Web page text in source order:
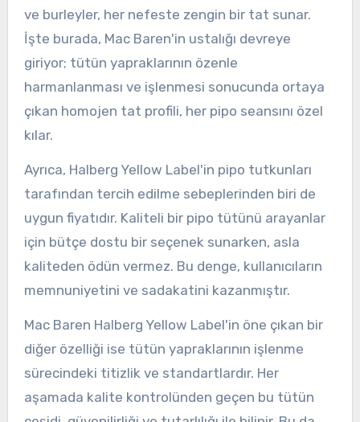
ve burleyler, her nefeste zengin bir tat sunar.
İşte burada, Mac Baren'in ustalığı devreye
giriyor; tütün yapraklarının özenle
harmanlanması ve işlenmesi sonucunda ortaya
çıkan homojen tat profili, her pipo seansını özel
kılar.
Ayrıca, Halberg Yellow Label'in pipo tutkunları
tarafından tercih edilme sebeplerinden biri de
uygun fiyatıdır. Kaliteli bir pipo tütünü arayanlar
için bütçe dostu bir seçenek sunarken, asla
kaliteden ödün vermez. Bu denge, kullanıcıların
memnuniyetini ve sadakatini kazanmıştır.
Mac Baren Halberg Yellow Label'in öne çıkan bir
diğer özelliği ise tütün yapraklarının işlenme
sürecindeki titizlik ve standartlardır. Her
aşamada kalite kontrolünden geçen bu tütün